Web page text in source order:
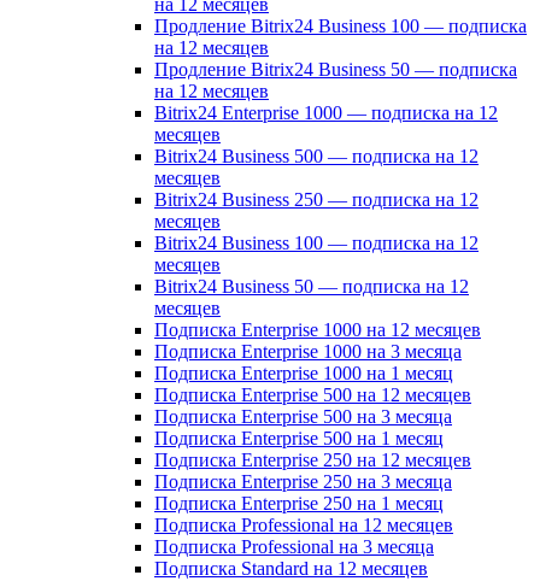
Продление Bitrix24 Business 100 — подписка
на 12 месяцев
Продление Bitrix24 Business 50 — подписка
на 12 месяцев
Bitrix24 Enterprise 1000 — подписка на 12
месяцев
Bitrix24 Business 500 — подписка на 12
месяцев
Bitrix24 Business 250 — подписка на 12
месяцев
Bitrix24 Business 100 — подписка на 12
месяцев
Bitrix24 Business 50 — подписка на 12
месяцев
Подписка Enterprise 1000 на 12 месяцев
Подписка Enterprise 1000 на 3 месяца
Подписка Enterprise 1000 на 1 месяц
Подписка Enterprise 500 на 12 месяцев
Подписка Enterprise 500 на 3 месяца
Подписка Enterprise 500 на 1 месяц
Подписка Enterprise 250 на 12 месяцев
Подписка Enterprise 250 на 3 месяца
Подписка Enterprise 250 на 1 месяц
Подписка Professional на 12 месяцев
Подписка Professional на 3 месяца
Подписка Standard на 12 месяцев